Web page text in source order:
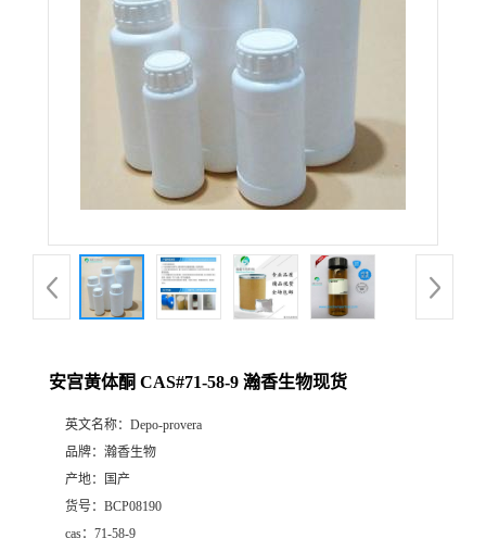
安宫黄体酮 CAS#71-58-9 瀚香生物现货
英文名称： Depo-provera
品牌： 瀚香生物
产地：
国产
货号： BCP08190
cas： 71-58-9